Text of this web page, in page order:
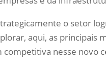
o setor
aqui, as principais
nesse novo